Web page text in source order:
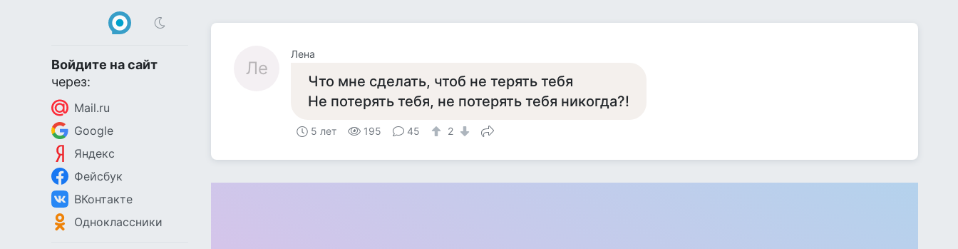
Войдите на сайт
через:
Mail.ru
Google
Яндекс
Фейсбук
ВКонтакте
Одноклассники
Ле
Лена
Что мне сделать, чтоб не терять тебя
Не потерять тебя, не потерять тебя никогда?!
5 лет 195 45 2